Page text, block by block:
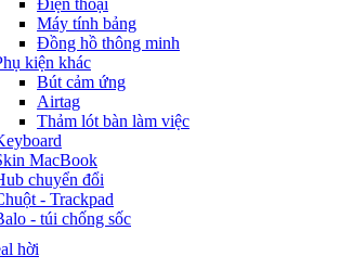
Điện thoại
Máy tính bảng
Đồng hồ thông minh
kiện khác
Bút cảm ứng
Airtag
Thảm lót bàn làm việc
MacBook
chuyển đổi
- Trackpad
- túi chống sốc
hời